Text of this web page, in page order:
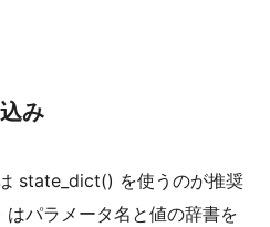
み
state_dict() を使うのが推奨
パラメータ名と値の辞書を